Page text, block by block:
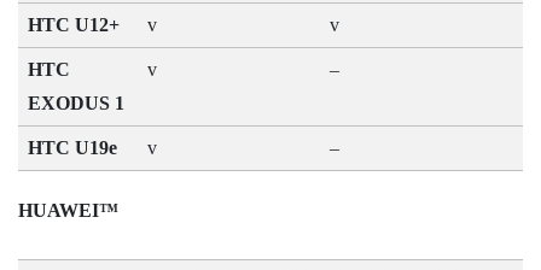
HTC U12+ v v
HTC
EXODUS 1
v –
HTC U19e v –
HUAWEI™